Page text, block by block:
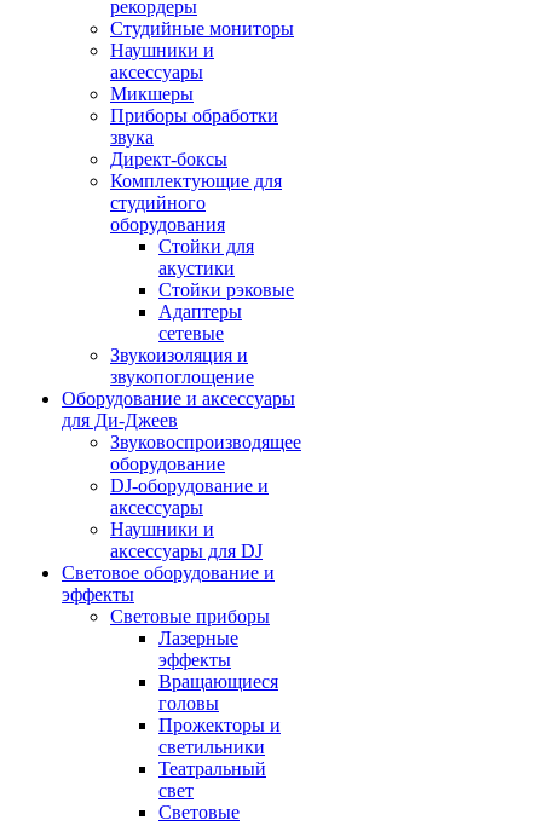
рекордеры
Студийные мониторы
Наушники и
аксессуары
Микшеры
Приборы обработки
звука
Директ-боксы
Комплектующие для
студийного
оборудования
Стойки для
акустики
Стойки рэковые
Адаптеры
сетевые
Звукоизоляция и
звукопоглощение
Оборудование и аксессуары
для Ди-Джеев
Звуковоспроизводящее
оборудование
DJ-оборудование и
аксессуары
Наушники и
аксессуары для DJ
Световое оборудование и
эффекты
Световые приборы
Лазерные
эффекты
Вращающиеся
головы
Прожекторы и
светильники
Театральный
свет
Световые